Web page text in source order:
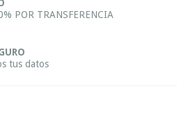
POR TRANSFERENCIA
tus datos